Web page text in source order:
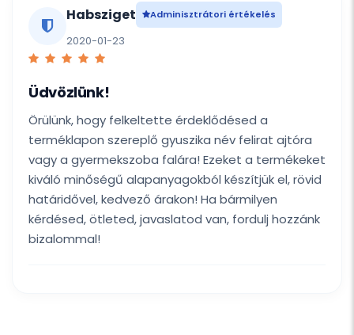
Habsziget Adminisztrátori értékelés
2020-01-23
Üdvözlünk!
Örülünk, hogy felkeltette érdeklődésed a
terméklapon szereplő gyuszika név felirat ajtóra
vagy a gyermekszoba falára! Ezeket a termékeket
kiváló minőségű alapanyagokból készítjük el, rövid
határidővel, kedvező árakon! Ha bármilyen
kérdésed, ötleted, javaslatod van, fordulj hozzánk
bizalommal!